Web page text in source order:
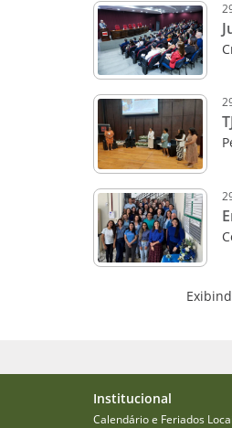
Institucional
Calendário e Feriados